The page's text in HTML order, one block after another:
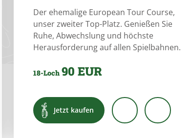
Der ehemalige European Tour Course,
unser zweiter Top-Platz. Genießen Sie
Ruhe, Abwechslung und höchste
Herausforderung auf allen Spielbahnen.
18-Loch 90 EUR
Jetzt kaufen